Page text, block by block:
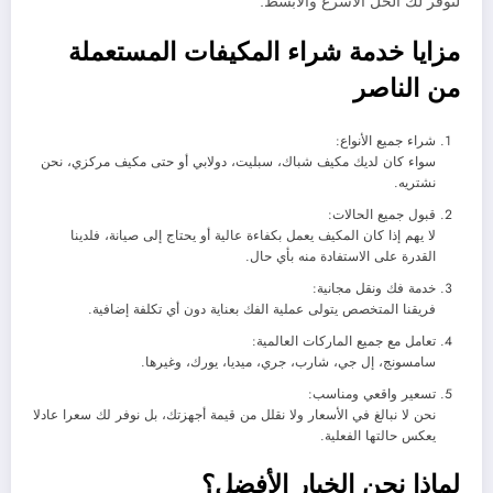
مزايا خدمة شراء المكيفات المستعملة
من الناصر
شراء جميع الأنواع:
سواء كان لديك مكيف شباك، سبليت، دولابي أو حتى مكيف مركزي، نحن
نشتريه.
قبول جميع الحالات:
لا يهم إذا كان المكيف يعمل بكفاءة عالية أو يحتاج إلى صيانة، فلدينا
القدرة على الاستفادة منه بأي حال.
خدمة فك ونقل مجانية:
فريقنا المتخصص يتولى عملية الفك بعناية دون أي تكلفة إضافية.
تعامل مع جميع الماركات العالمية:
سامسونج، إل جي، شارب، جري، ميديا، يورك، وغيرها.
تسعير واقعي ومناسب:
نحن لا نبالغ في الأسعار ولا نقلل من قيمة أجهزتك، بل نوفر لك سعرا عادلا
يعكس حالتها الفعلية.
لماذا نحن الخيار الأفضل؟